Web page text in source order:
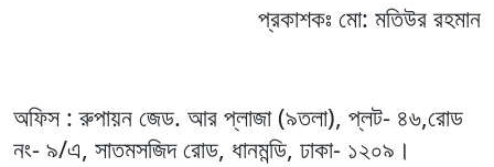
প্রকাশকঃ মো: মতিউর রহমান
অফিস : রুপায়ন জেড. আর প্লাজা (৯তলা), প্লট- ৪৬,রোড
নং- ৯/এ, সাতমসজিদ রোড, ধানমন্ডি, ঢাকা- ১২০৯।